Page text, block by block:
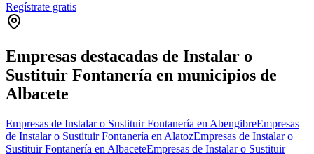
Regístrate gratis
Empresas destacadas de Instalar o
Sustituir Fontanería en municipios de
Albacete
Empresas de Instalar o Sustituir Fontanería en AbengibreEmpresas
de Instalar o Sustituir Fontanería en AlatozEmpresas de Instalar o
Sustituir Fontanería en AlbaceteEmpresas de Instalar o Sustituir